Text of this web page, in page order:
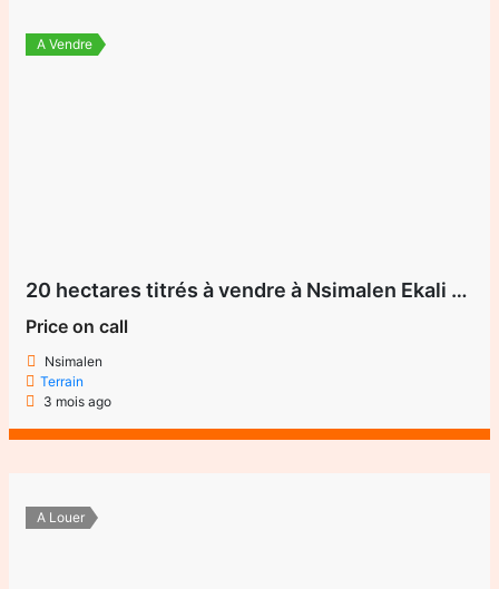
A Vendre
20 hectares titrés à vendre à Nsimalen Ekali (Cho Cho)
Price on call
Nsimalen
Terrain
3 mois ago
A Louer